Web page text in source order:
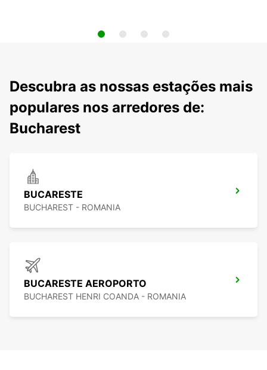
Descubra as nossas estações mais
populares nos arredores de:
Bucharest
BUCARESTE
BUCHAREST - ROMANIA
BUCARESTE AEROPORTO
BUCHAREST HENRI COANDA - ROMANIA